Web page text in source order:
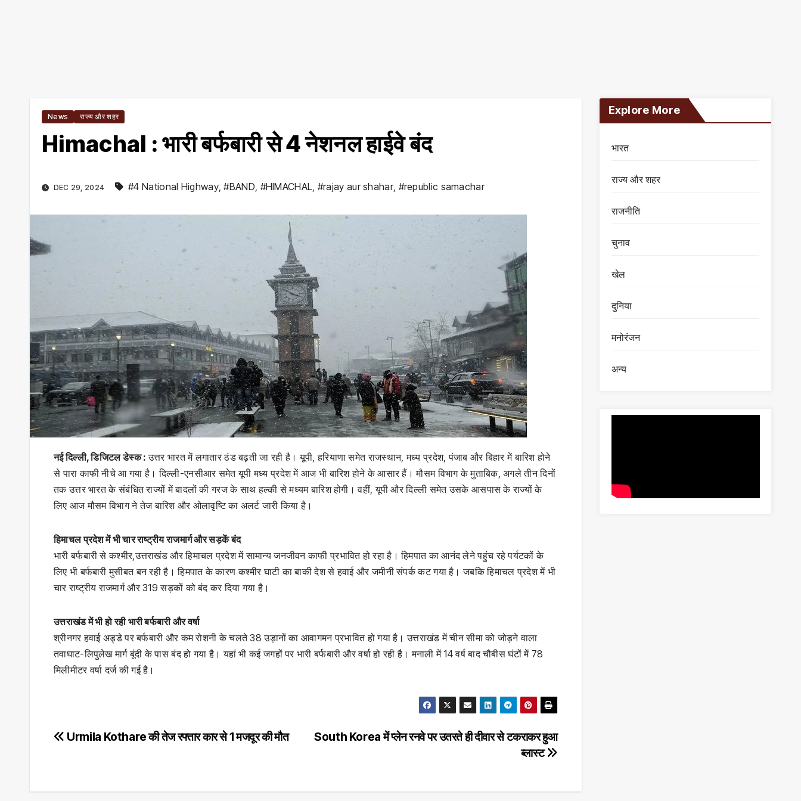
News राज्य और शहर
Himachal : भारी बर्फबारी से 4 नेशनल हाईवे बंद
DEC 29, 2024 #4 National Highway,#BAND, #HIMACHAL, #rajay aur shahar, #republic samachar
नई दिल्ली, डिजिटल डेस्क :उत्तर भारत में लगातार ठंड बढ़ती जा रही है। यूपी, हरियाणा समेत राजस्थान, मध्य प्रदेश, पंजाब और बिहार में बारिश होने
से पारा काफी नीचे आ गया है। दिल्ली-एनसीआर समेत यूपी मध्य प्रदेश में आज भी बारिश होने के आसार हैं। मौसम विभाग के मुताबिक, अगले तीन दिनों
तक उत्तर भारत के संबंधित राज्यों में बादलों की गरज के साथ हल्की से मध्यम बारिश होगी। वहीं, यूपी और दिल्ली समेत उसके आसपास के राज्यों के
लिए आज मौसम विभाग ने तेज बारिश और ओलावृष्टि का अलर्ट जारी किया है।
हिमाचल प्रदेश में भी चार राष्ट्रीय राजमार्ग और सड़कें बंद
भारी बर्फबारी से कश्मीर,उत्तराखंड और हिमाचल प्रदेश में सामान्य जनजीवन काफी प्रभावित हो रहा है। हिमपात का आनंद लेने पहुंच रहे पर्यटकों के
लिए भी बर्फबारी मुसीबत बन रही है। हिमपात के कारण कश्मीर घाटी का बाकी देश से हवाई और जमीनी संपर्क कट गया है। जबकि हिमाचल प्रदेश में भी
चार राष्ट्रीय राजमार्ग और 319 सड़कों को बंद कर दिया गया है।
उत्तराखंड में भी हो रही भारी बर्फबारी और वर्षा
श्रीनगर हवाई अड्डे पर बर्फबारी और कम रोशनी के चलते 38 उड़ानों का आवागमन प्रभावित हो गया है। उत्तराखंड में चीन सीमा को जोड़ने वाला
तवाघाट-लिपुलेख मार्ग बूंदी के पास बंद हो गया है। यहां भी कई जगहों पर भारी बर्फबारी और वर्षा हो रही है। मनाली में 14 वर्ष बाद चौबीस घंटों में 78
मिलीमीटर वर्षा दर्ज की गई है।
Post
South Korea में प्लेन रनवे पर उतरते ही दीवार से टकराकर हुआ
ब्लास्ट
Urmila Kothare की तेज रफ्तार कार से 1 मजदूर की मौत
Explore More
भारत
राज्य और शहर
राजनीति
चुनाव
खेल
दुनिया
मनोरंजन
अन्य